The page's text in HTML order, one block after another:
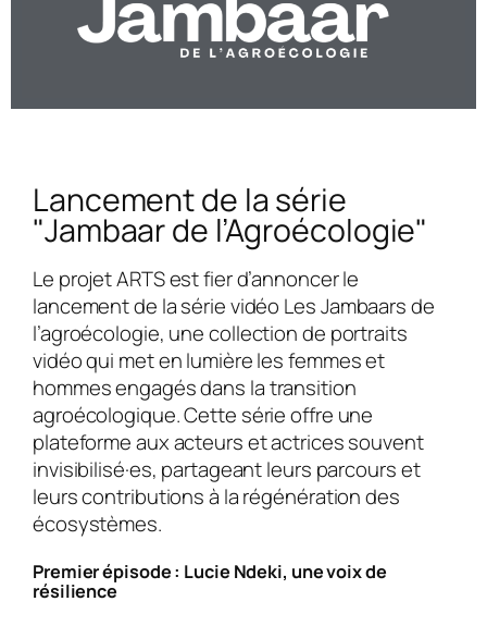
Lancement de la série
"Jambaar de l’Agroécologie"
Le projet ARTS est fier d’annoncer le
lancement de la série vidéo Les Jambaars de
l’agroécologie, une collection de portraits
vidéo qui met en lumière les femmes et
hommes engagés dans la transition
agroécologique. Cette série offre une
plateforme aux acteurs et actrices souvent
invisibilisé·es, partageant leurs parcours et
leurs contributions à la régénération des
écosystèmes.
Premier épisode : Lucie Ndeki, une voix de
résilience